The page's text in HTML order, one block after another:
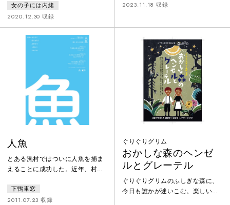
きな谷の集落に住む山のひとびと
は、獸ととくに接することなく、
しかし存在は常に感じながら、
日々共に生活してきた。あると
き、獸ははじめて人を殺す。憤っ
た集落の男たちは討伐に向かう
が、皆返り討ちに遭う。生き残っ
た数少ない者たちは獸を恐れ、集
落を捨てて山を降りる中、猟師・
シラスは鋭い目で森を睨みつけな
がら 山を登り続
女の子には内緒
2020.12.30 収録
な中、遠くから聞こえるかすかな
うに姿を消していく。たいていが
その間の記憶が消えている。残さ
れた者は恐れ慄く。自分たちもい
つか、あの声を聞くかもしれない
2023.11.18 収録
人魚
とある漁村ではついに人魚を捕ま
えることに成功した。近年、村の
なっておりそれが人魚の仕業だっ
た。 捕まえられた人魚はある兄
下鴨車窓
2011.07.23 収録
ぐりぐりグリム
おかしな森のヘンゼ
ルとグレーテル
ぐりぐりグリムのふしぎな森に、
今日も誰かが迷いこむ。楽しいこ